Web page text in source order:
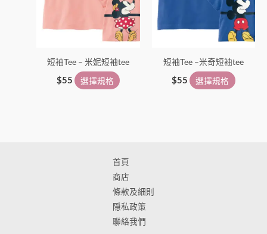
短袖Tee – 米妮短袖tee
$55 選擇規格
款
式。
可
產
品
項
短袖Tee –米奇短袖tee
$55 選擇規格
款
式。
可
產
品
首頁
商店
條款及細則
隠私政策
聯絡我們